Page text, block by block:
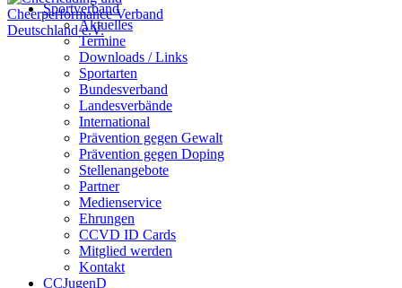
Sportverband
Aktuelles
Termine
Downloads / Links
Sportarten
Bundesverband
Landesverbände
International
Prävention gegen Gewalt
Prävention gegen Doping
Stellenangebote
Partner
Medienservice
Ehrungen
CCVD ID Cards
Mitglied werden
Kontakt
CCJugenD